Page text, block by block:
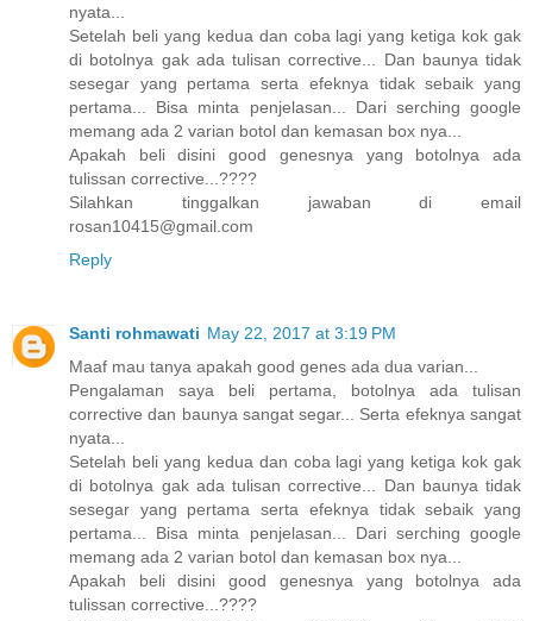
nyata...
Setelah beli yang kedua dan coba lagi yang ketiga kok gak
di botolnya gak ada tulisan corrective... Dan baunya tidak
sesegar yang pertama serta efeknya tidak sebaik yang
pertama... Bisa minta penjelasan... Dari serching google
memang ada 2 varian botol dan kemasan box nya...
Apakah beli disini good genesnya yang botolnya ada
tulissan corrective...????
Silahkan tinggalkan jawaban di email
rosan10415@gmail.com
Reply
Santi rohmawati May 22, 2017 at 3:19 PM
Maaf mau tanya apakah good genes ada dua varian...
Pengalaman saya beli pertama, botolnya ada tulisan
corrective dan baunya sangat segar... Serta efeknya sangat
nyata...
Setelah beli yang kedua dan coba lagi yang ketiga kok gak
di botolnya gak ada tulisan corrective... Dan baunya tidak
sesegar yang pertama serta efeknya tidak sebaik yang
pertama... Bisa minta penjelasan... Dari serching google
memang ada 2 varian botol dan kemasan box nya...
Apakah beli disini good genesnya yang botolnya ada
tulissan corrective...????